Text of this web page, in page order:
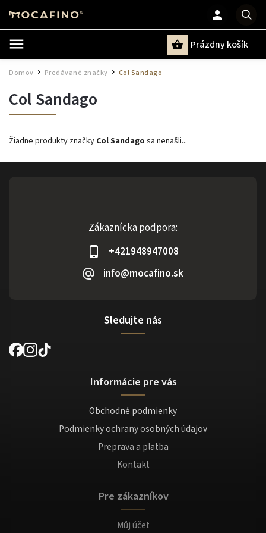
Prázdny košík
Domov Predávané značky Col Sandago
Col Sandago
Žiadne produkty značky Col Sandago sa nenašli...
Zákaznícka podpora:
+421948947008
info@mocafino.sk
Sledujte nás
Informácie pre vás
Obchodné podmienky
Podmienky ochrany osobných údajov
Preprava a platba
Kontakt
Pre zákazníkov
Můj účet